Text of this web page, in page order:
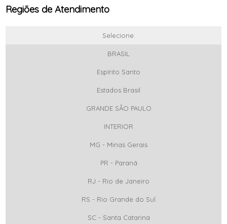
Regiões de Atendimento
Selecione:
BRASIL
Espírito Santo
Estados Brasil
GRANDE SÃO PAULO
INTERIOR
MG - Minas Gerais
PR - Paraná
RJ - Rio de Janeiro
RS - Rio Grande do Sul
SC - Santa Catarina